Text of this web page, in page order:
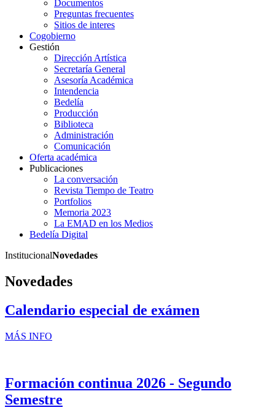
Documentos
Preguntas frecuentes
Sitios de interes
Cogobierno
Gestión
Dirección Artística
Secretaría General
Asesoría Académica
Intendencia
Bedelía
Producción
Biblioteca
Administración
Comunicación
Oferta académica
Publicaciones
La conversación
Revista Tiempo de Teatro
Portfolios
Memoria 2023
La EMAD en los Medios
Bedelía Digital
InstitucionalNovedades
Novedades
Calendario especial de exámen
MÁS INFO
Formación continua 2026 - Segundo
Semestre